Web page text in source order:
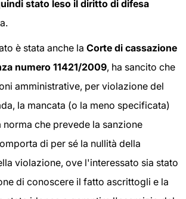
stato leso il diritto di difesa
è stata anche la Corte di cassazione
numero 11421/2009, ha sancito che
amministrative, per violazione del
la mancata (o la meno specificata)
che prevede la sanzione
di per sé la nullità della
violazione, ove l'interessato sia stato
di conoscere il fatto ascrittogli e la